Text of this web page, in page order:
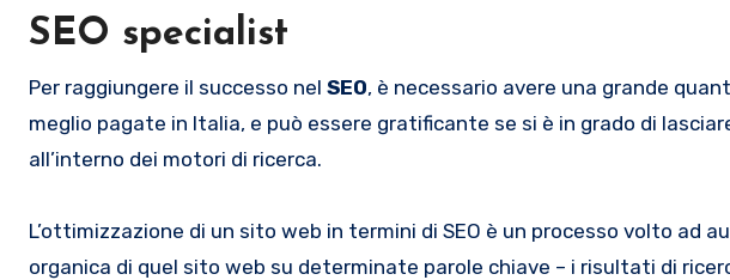
SEO specialist
Per raggiungere il successo nel SEO, è necessario avere una grande
meglio pagate in Italia, e può essere gratificante se si è in grado di
all’interno dei motori di ricerca.
L’ottimizzazione di un sito web in termini di SEO è un processo volto ad
organica di quel sito web su determinate parole chiave – i risultati di